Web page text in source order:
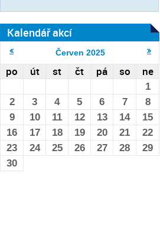
Kalendář akcí
Červen 2025
po út st čt pá so ne
1
2
3 4 5 6 7
8
9
10 11 12 13 14
15
16
17 18 19 20 21
22
23
24 25 26 27 28
29
30